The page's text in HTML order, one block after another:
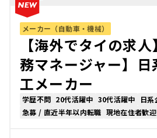
メーカー（自動車・機械）
【海外でタイの求
務マネージャー】日
工メーカー
学歴不問 20代活躍中 30代活躍中
日系
急募 / 直近半年以内転職 現地在住者歓迎